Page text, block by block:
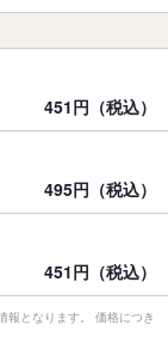
451円（税込）
495円（税込）
451円（税込）
となります。 価格につき